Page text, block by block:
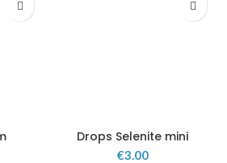
Drops Selenite mini
€3.00